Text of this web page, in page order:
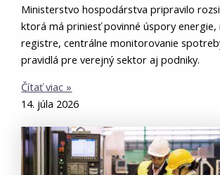
Ministerstvo hospodárstva pripravilo
ktorá má priniesť povinné úspory energie,
registre, centrálne monitorovanie
pravidlá pre verejný sektor aj podniky.
Čítať viac »
14. júla 2026